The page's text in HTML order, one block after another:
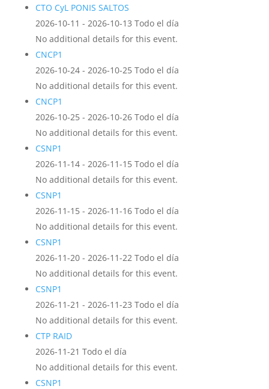
CTO CyL PONIS SALTOS
2026-10-11 - 2026-10-13 Todo el día
No additional details for this event.
CNCP1
2026-10-24 - 2026-10-25 Todo el día
No additional details for this event.
CNCP1
2026-10-25 - 2026-10-26 Todo el día
No additional details for this event.
CSNP1
2026-11-14 - 2026-11-15 Todo el día
No additional details for this event.
CSNP1
2026-11-15 - 2026-11-16 Todo el día
No additional details for this event.
CSNP1
2026-11-20 - 2026-11-22 Todo el día
No additional details for this event.
CSNP1
2026-11-21 - 2026-11-23 Todo el día
No additional details for this event.
CTP RAID
2026-11-21 Todo el día
No additional details for this event.
CSNP1